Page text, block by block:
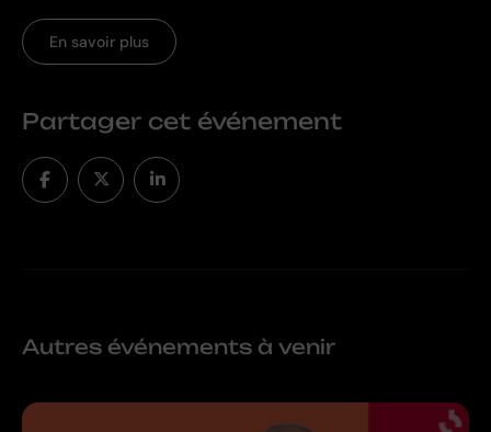
En savoir plus
Partager cet événement
Autres événements à venir